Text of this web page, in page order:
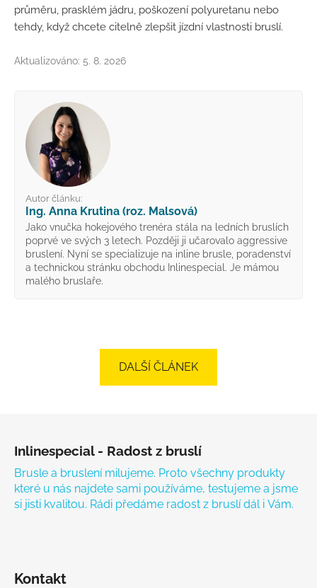
průměru, prasklém jádru, poškození polyuretanu nebo
tehdy, když chcete citelně zlepšit jízdní vlastnosti bruslí.
Aktualizováno: 5. 8. 2026
Autor článku:
Ing. Anna Krutina (roz. Malsová)
Jako vnučka hokejového trenéra stála na ledních bruslích
poprvé ve svých 3 letech. Později ji učarovalo aggressive
bruslení. Nyní se specializuje na inline brusle, poradenství
a technickou stránku obchodu Inlinespecial. Je mámou
malého bruslaře.
DALŠÍ ČLÁNEK
Inlinespecial - Radost z bruslí
Brusle a bruslení milujeme. Proto všechny produkty
které u nás najdete sami používáme, testujeme a jsme
si jisti kvalitou. Rádi předáme radost z bruslí dál i Vám.
Kontakt